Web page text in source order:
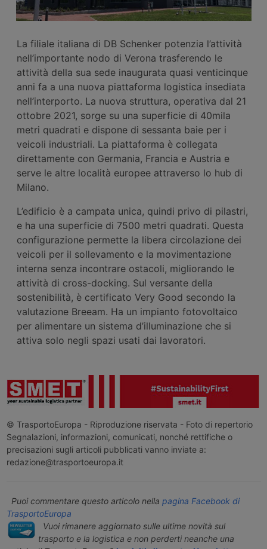
La filiale italiana di DB Schenker potenzia l’attività
nell’importante nodo di Verona trasferendo le
attività della sua sede inaugurata quasi venticinque
anni fa a una nuova piattaforma logistica insediata
nell’interporto. La nuova struttura, operativa dal 21
ottobre 2021, sorge su una superficie di 40mila
metri quadrati e dispone di sessanta baie per i
veicoli industriali. La piattaforma è collegata
direttamente con Germania, Francia e Austria e
serve le altre località europee attraverso lo hub di
Milano.
L’edificio è a campata unica, quindi privo di pilastri,
e ha una superficie di 7500 metri quadrati. Questa
configurazione permette la libera circolazione dei
veicoli per il sollevamento e la movimentazione
interna senza incontrare ostacoli, migliorando le
attività di cross-docking. Sul versante della
sostenibilità, è certificato Very Good secondo la
valutazione Breeam. Ha un impianto fotovoltaico
per alimentare un sistema d’illuminazione che si
attiva solo negli spazi usati dai lavoratori.
© TrasportoEuropa - Riproduzione riservata - Foto di repertorio
Segnalazioni, informazioni, comunicati, nonché rettifiche o
precisazioni sugli articoli pubblicati vanno inviate a:
redazione@trasportoeuropa.it
Puoi commentare questo articolo nella pagina Facebook di
TrasportoEuropa
Vuoi rimanere aggiornato sulle ultime novità sul
trasporto e la logistica e non perderti neanche una